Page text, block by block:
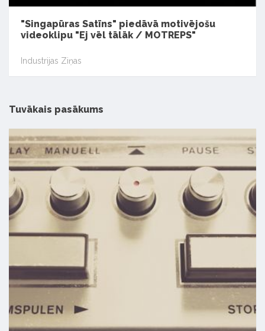
"Singapūras Satīns" piedāvā motivējošu
videoklipu "Ej vēl tālāk / MOTREPS"
Industrijas Ziņas
Tuvākais pasākums